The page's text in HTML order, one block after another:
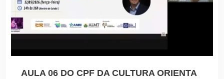
AULA 06 DO CPF DA CULTURA ORIENTA